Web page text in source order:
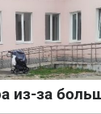
из-за